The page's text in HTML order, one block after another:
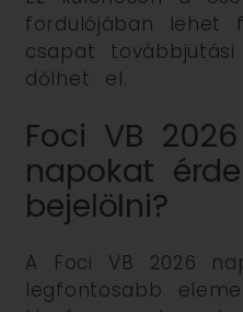
fordulójában lehet
csapat
dőlhet el.
Foci VB
napokat
bejelölni?
A Foci VB 2026
legfontosabb